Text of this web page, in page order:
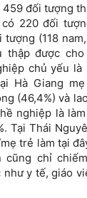
đối tượng
220 đối
(118
thập được
chủ yếu là
Hà Giang
(46,4%) và
nghiệp là
Tại Thái
trẻ làm tại
cũng chỉ
như y tế, giáo